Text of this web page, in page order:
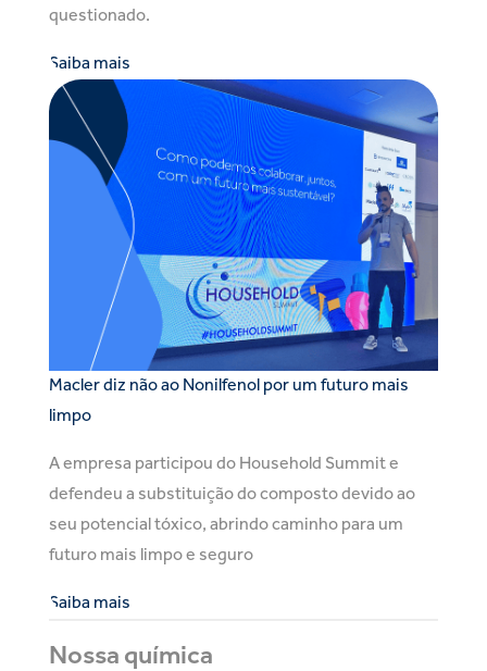
questionado.
Saiba mais
Macler diz não ao Nonilfenol por um futuro mais
limpo
A empresa participou do Household Summit e
defendeu a substituição do composto devido ao
seu potencial tóxico, abrindo caminho para um
futuro mais limpo e seguro
Saiba mais
Nossa química